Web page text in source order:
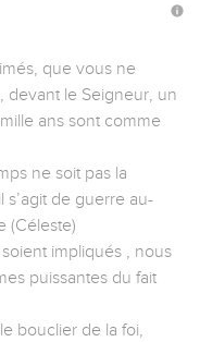
que vous ne
devant le Seigneur, un
ans sont comme
ne soit pas la
de guerre au-
(Céleste)
impliqués , nous
puissantes du fait
bouclier de la foi,